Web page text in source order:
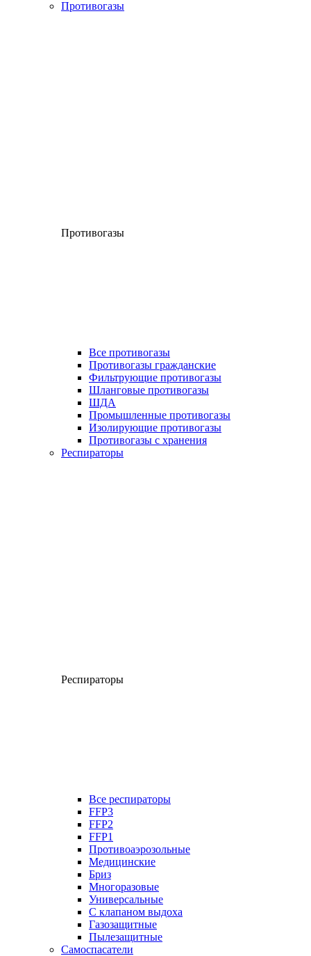
Противогазы
Противогазы
Все противогазы
Противогазы гражданские
Фильтрующие противогазы
Шланговые противогазы
ШДА
Промышленные противогазы
Изолирующие противогазы
Противогазы с хранения
Респираторы
Респираторы
Все респираторы
FFP3
FFP2
FFP1
Противоаэрозольные
Медицинские
Бриз
Многоразовые
Универсальные
С клапаном выдоха
Газозащитные
Пылезащитные
Самоспасатели